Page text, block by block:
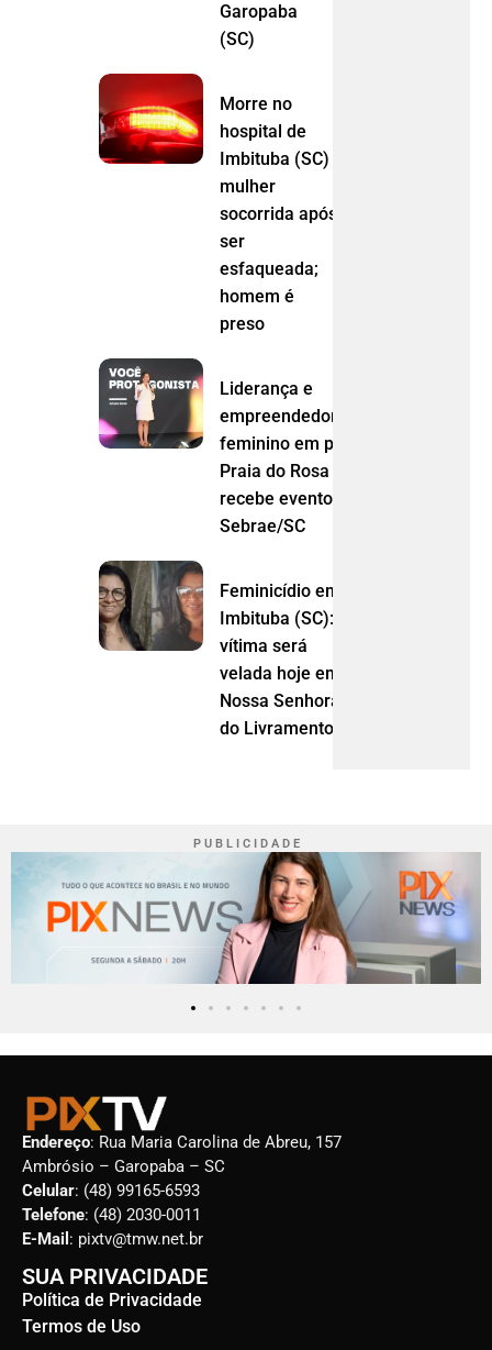
Garopaba
(SC)
Morre no
hospital de
Imbituba (SC)
mulher
socorrida após
ser
esfaqueada;
homem é
preso
Liderança e
empreendedorismo
feminino em pauta:
Praia do Rosa
recebe evento do
Sebrae/SC
Feminicídio em
Imbituba (SC):
vítima será
velada hoje em
Nossa Senhora
do Livramento (MT)
P U B L I C I D A D E
Endereço: Rua Maria Carolina de Abreu, 157
Ambrósio – Garopaba – SC
Celular: (48) 99165-6593
Telefone: (48) 2030-0011
E-Mail : pixtv@tmw.net.br
SUA PRIVACIDADE
Política de Privacidade
Termos de Uso